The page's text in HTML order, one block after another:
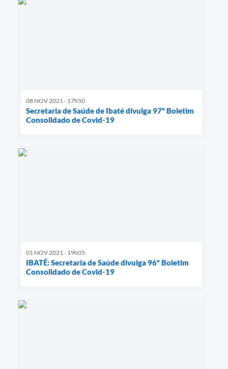
08 NOV 2021 - 17h50
Secretaria de Saúde de Ibaté divulga 97º Boletim
Consolidado de Covid-19
01 NOV 2021 - 19h05
IBATÉ: Secretaria de Saúde divulga 96º Boletim
Consolidado de Covid-19